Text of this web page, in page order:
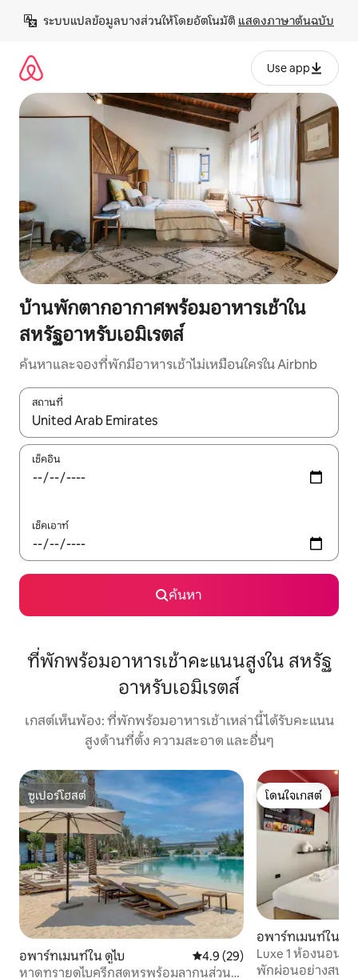
เนื้อหา
ระบบแปลข้อมูลบางส่วนให้โดยอัตโนมัติ แสดงภาษาต้นฉบับ
Use app
บ้านพักตากอากาศพร้อมอาหารเช้าใน
สหรัฐอาหรับเอมิเรตส์
ค้นหาและจองที่พักมีอาหารเช้าไม่เหมือนใครใน Airbnb
สถานที่
ใช้ลูกศรขึ้นลง หรือใช้การสัมผัสหรือปัด เพื่อสำรวจผลการค้นหา
เช็คอิน
เช็คเอาท์
ค้นหา
ที่พักพร้อมอาหารเช้าคะแนนสูงใน สหรัฐ
อาหรับเอมิเรตส์
เกสต์เห็นพ้อง: ที่พักพร้อมอาหารเช้าเหล่านี้ได้รับคะแนน
สูงด้านที่ตั้ง ความสะอาด และอื่นๆ
ซูเปอร์โฮสต์
ซูเปอร์โฮสต์
อพาร์ทเมนท์ใน ดูไบ คะแนนเฉลี่ย 4.9 จาก 5, 29 รีวิว
4.9 (29)
หาดทรายดูไบครีกสุดหรูพร้อมลากูนส่วน
โดนใจเกสต์
โดนใจเกสต์
อพาร์ทเมนท์ใน ดูไ
Luxe 1 ห้องนอนใน
วิวดูไบมารินา
พักผ่อนอย่างสบาย